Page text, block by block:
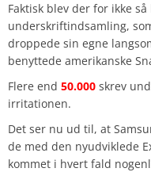
Faktisk blev der for ikke
underskriftindsamling,
droppede sin egne
benyttede amerikanske
Flere end 50.000 skrev
irritationen.
Det ser nu ud til, at
de med den nyudviklede
kommet i hvert fald